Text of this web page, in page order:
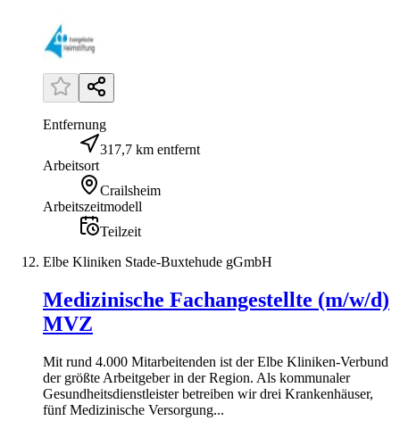
Entfernung
317,7 km entfernt
Arbeitsort
Crailsheim
Arbeitszeitmodell
Teilzeit
Elbe Kliniken Stade-Buxtehude gGmbH
Medizinische Fachangestellte (m/w/d)
MVZ
Mit rund 4.000 Mitarbeitenden ist der Elbe Kliniken-Verbund
der größte Arbeitgeber in der Region. Als kommunaler
Gesundheitsdienstleister betreiben wir drei Krankenhäuser,
fünf Medizinische Versorgung...